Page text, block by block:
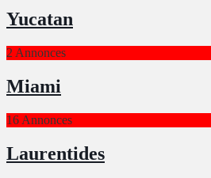
Yucatan
2 Annonces
Miami
16 Annonces
Laurentides